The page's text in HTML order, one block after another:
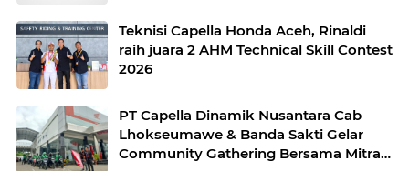
Teknisi Capella Honda Aceh, Rinaldi
raih juara 2 AHM Technical Skill Contest
2026
PT Capella Dinamik Nusantara Cab
Lhokseumawe & Banda Sakti Gelar
Community Gathering Bersama Mitra